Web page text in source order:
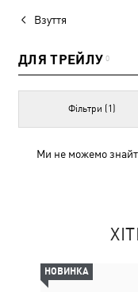
Взуття
ДЛЯ ТРЕЙЛУ 0
Фільтри (1)
Ми не можемо
НОВИНКА